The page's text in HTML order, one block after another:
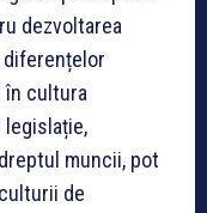
dezvoltarea
diferențelor
în cultura
legislație,
muncii, pot
de